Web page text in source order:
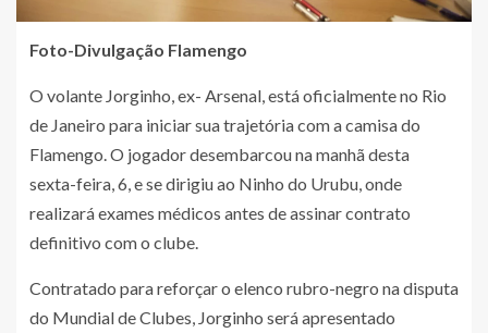
Foto-Divulgação Flamengo
O volante Jorginho, ex- Arsenal, está oficialmente no Rio
de Janeiro para iniciar sua trajetória com a camisa do
Flamengo. O jogador desembarcou na manhã desta
sexta-feira, 6, e se dirigiu ao Ninho do Urubu, onde
realizará exames médicos antes de assinar contrato
definitivo com o clube.
Contratado para reforçar o elenco rubro-negro na disputa
do Mundial de Clubes, Jorginho será apresentado